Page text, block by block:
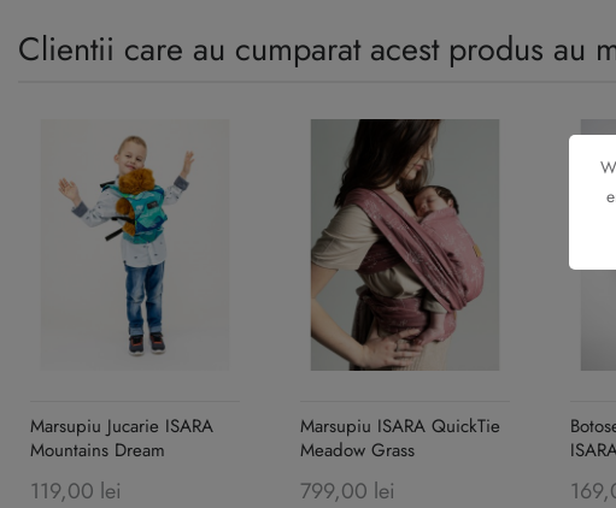
Clientii care au cumparat acest produs au
Marsupiu Jucarie ISARA
Mountains Dream
119,00 lei
Marsupiu ISARA QuickTie
Meadow Grass
799,00 lei